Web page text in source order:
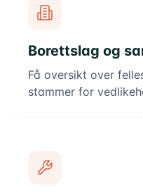
Borettslag og
Få oversikt over
stammer for